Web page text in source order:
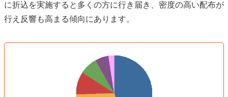
に折込を実施すると多くの方に行き届き、密度の高い配布が
行え反響も高まる傾向にあります。